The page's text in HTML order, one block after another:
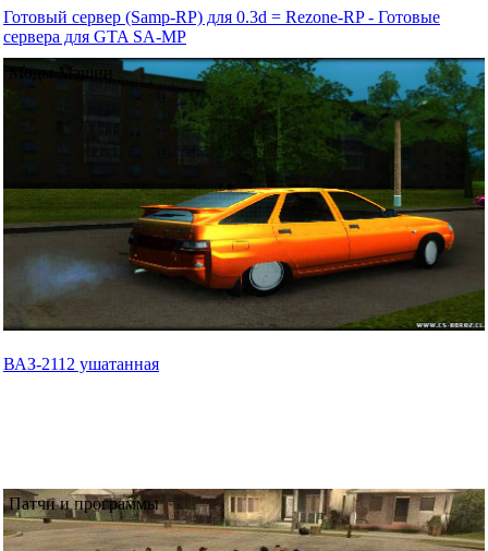
Готовый сервер (Samp-RP) для 0.3d = Rezone-RP - Готовые
сервера для GTA SA-MP
Моды Машин
ВАЗ-2112 ушатанная
Патчи и программы